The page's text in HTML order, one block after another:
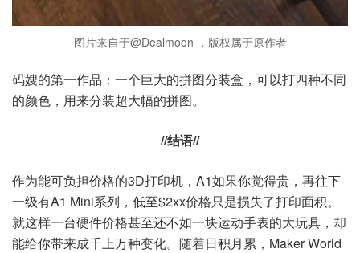
图片来自于@Dealmoon ，版权属于原作者
码嫂的第一作品：一个巨大的拼图分装盒，可以打四种不同
的颜色，用来分装超大幅的拼图。
//结语//
作为能可负担价格的3D打印机，A1如果你觉得贵，再往下
一级有A1 Mini系列，低至$2xx价格只是损失了打印面积。
就这样一台硬件价格甚至还不如一块运动手表的大玩具，却
能给你带来成千上万种变化。随着日积月累，Maker World